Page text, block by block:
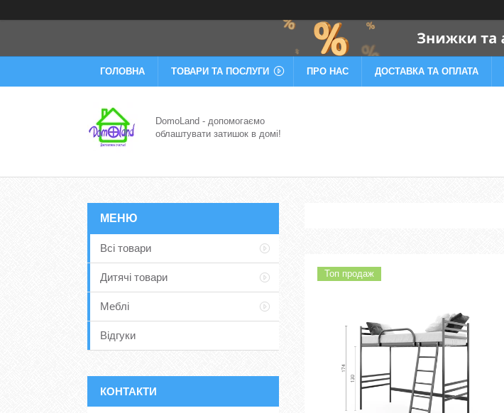
ГОЛОВНА ТОВАРИ ТА ПОСЛУГИ ПРО НАС ДОСТАВКА ТА ОПЛАТА
DomoLand - допомогаємо
облаштувати затишок в домі!
Топ продаж
Всі товари
Дитячі товари
Меблі
Відгуки
КОНТАКТИ